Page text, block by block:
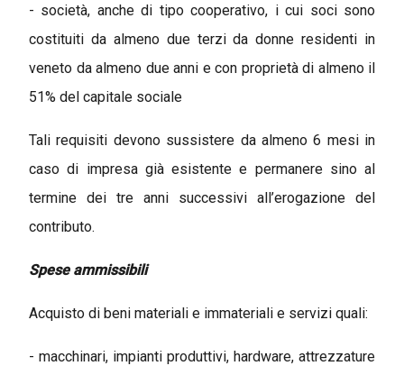
- società, anche di tipo cooperativo, i cui soci sono
costituiti da almeno due terzi da donne residenti in
veneto da almeno due anni e con proprietà di almeno il
51% del capitale sociale
Tali requisiti devono sussistere da almeno 6 mesi in
caso di impresa già esistente e permanere sino al
termine dei tre anni successivi all’erogazione del
contributo.
Spese ammissibili
Acquisto di beni materiali e immateriali e servizi quali:
- macchinari, impianti produttivi, hardware, attrezzature